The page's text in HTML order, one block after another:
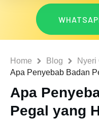
Home Blog
Nyeri
Apa
Pegal yang